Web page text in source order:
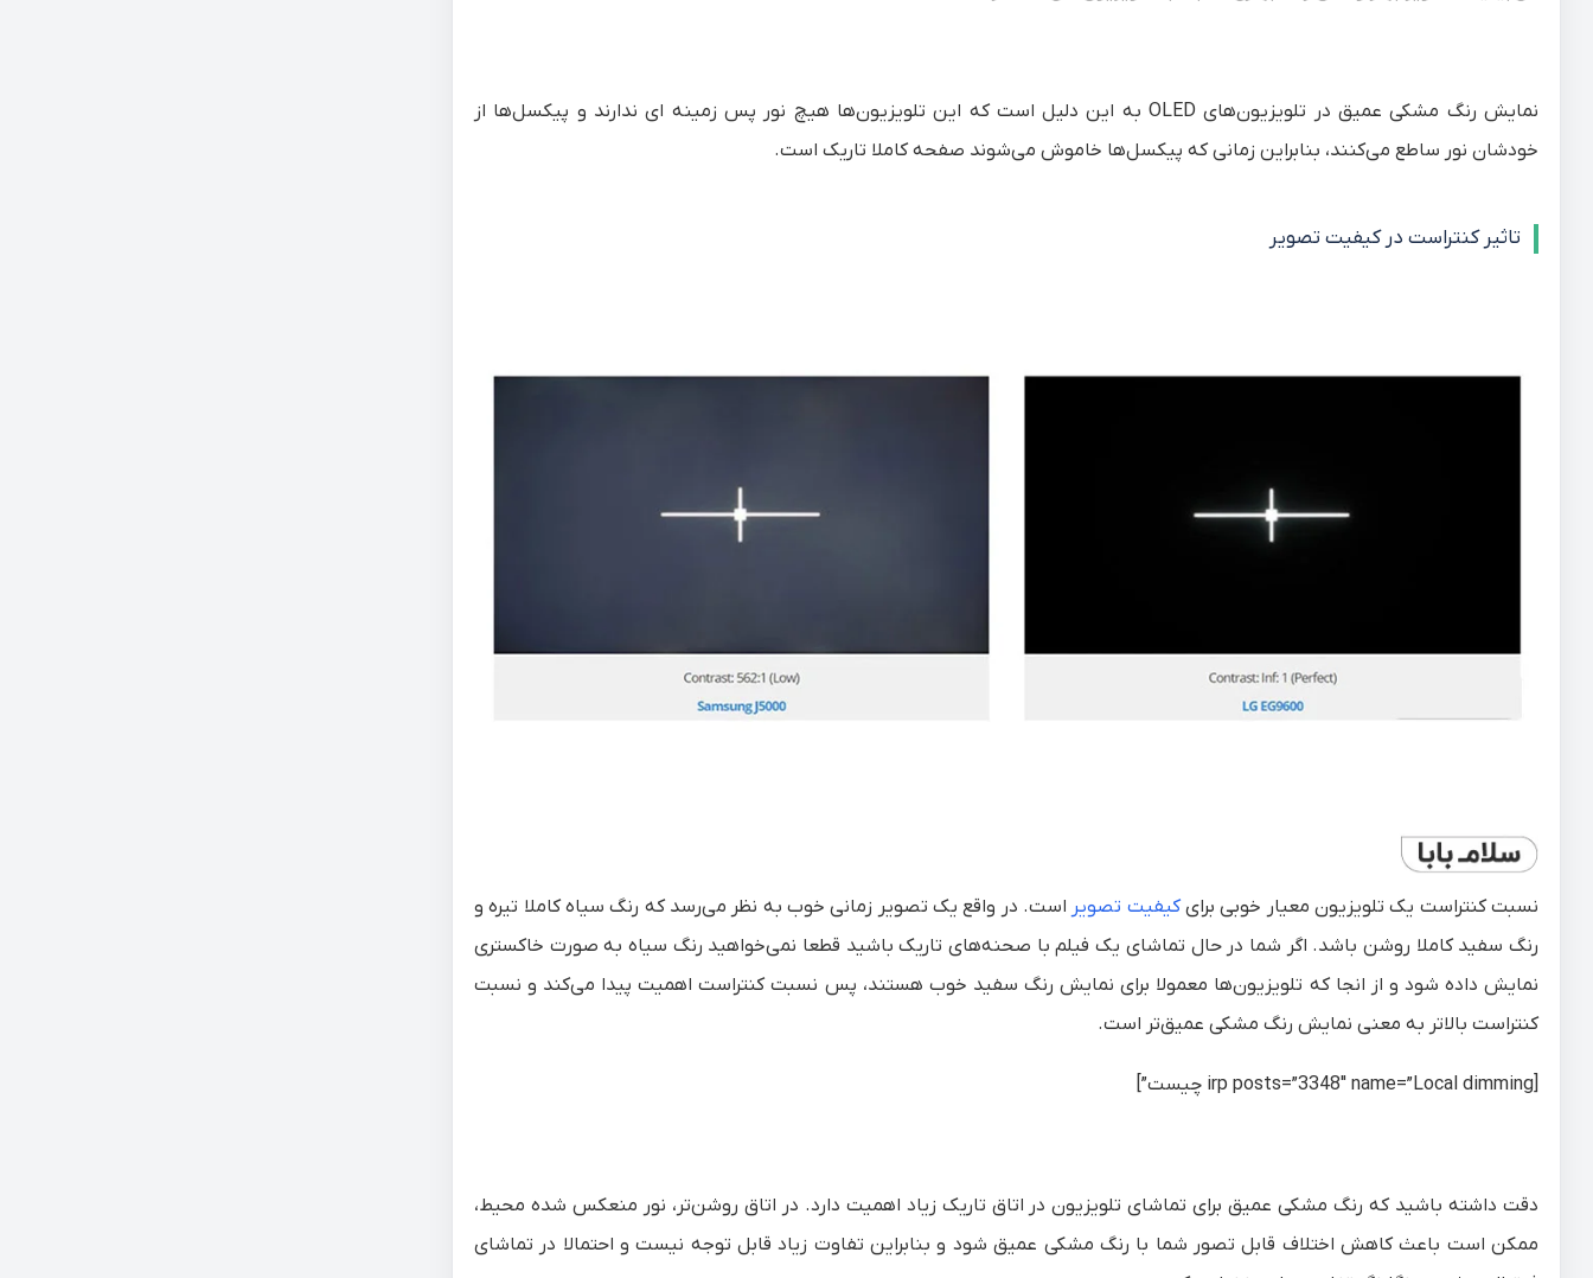
نمایش رنگ مشکی عمیق در تلویزیون‌های OLED به این دلیل است که این تلویزیون‌ها هیچ نور پس زمینه ای ندارند و پیکسل‌ها از
خودشان نور ساطع می‌کنند، بنابراین زمانی که پیکسل‌ها خاموش می‌شوند صفحه کاملا تاریک است.
تاثیر کنتراست در کیفیت تصویر
نسبت کنتراست یک تلویزیون معیار خوبی برایکیفیت تصویر است. در واقع یک تصویر زمانی خوب به نظر می‌رسد که رنگ سیاه کاملا تیره و
رنگ سفید کاملا روشن باشد. اگر شما در حال تماشای یک فیلم با صحنه‌های تاریک باشید قطعا نمی‌خواهید رنگ سیاه به صورت خاکستری
نمایش داده شود و از انجا که تلویزیون‌ها معمولا برای نمایش رنگ سفید خوب هستند، پس نسبت کنتراست اهمیت پیدا می‌کند و نسبت
کنتراست بالاتر به معنی نمایش رنگ مشکی عمیق‌تر است.
[irp posts=”3348″ name=”Local dimming چیست”]
دقت داشته باشید که رنگ مشکی عمیق برای تماشای تلویزیون در اتاق تاریک زیاد اهمیت دارد. در اتاق روشن‌تر، نور منعکس شده محیط،
ممکن است باعث کاهش اختلاف قابل تصور شما با رنگ مشکی عمیق شود و بنابراین تفاوت زیاد قابل توجه نیست و احتمالا در تماشای